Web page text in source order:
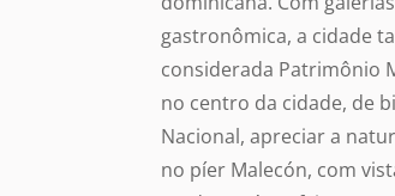
gastronômica, a cidade
considerada Patrimônio
no centro da cidade, de
Nacional, apreciar a
no píer Malecón, com